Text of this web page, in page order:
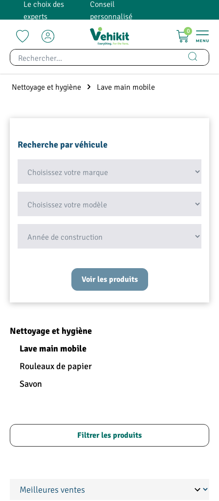
principal
Le choix des
experts
Conseil
personnalisé
0
Nettoyage et hygiène Lave main mobile
Recherche par véhicule
Voir les produits
Nettoyage et hygiène
Lave main mobile
Rouleaux de papier
Savon
Filtrer les produits